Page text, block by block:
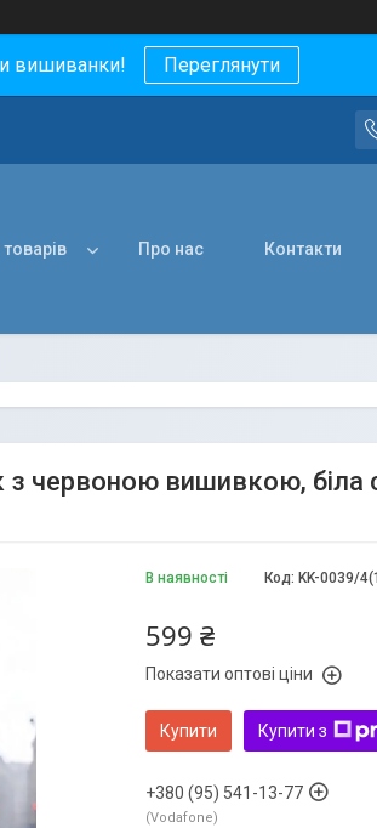
вишиванки! Переглянути
Про нас Контакти
червоною вишивкою, біла
В наявності Код: KK-0039/
599 ₴
Показати оптові ціни
Купити Купити з
+380 (95) 541-13-77
Vodafone